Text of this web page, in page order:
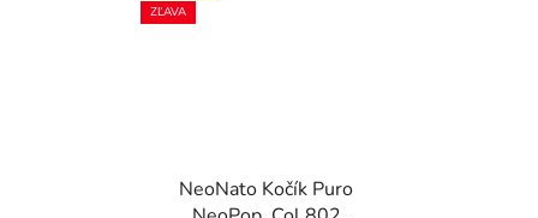
ZĽAVA
NeoNato Kočík Puro